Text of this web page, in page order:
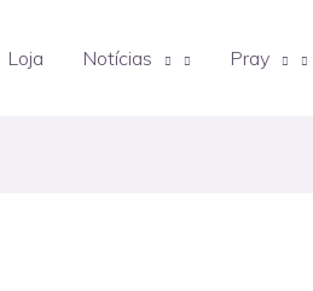
Loja Notícias Pray